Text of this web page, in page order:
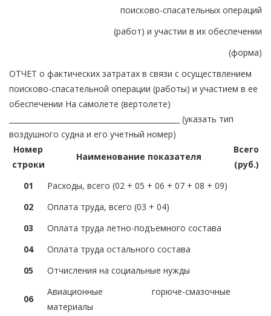
поисково-спасательных операций
(работ) и участии в их обеспечении
(форма)
ОТЧЕТ о фактических затратах в связи с осуществлением
поисково-спасательной операции (работы) и участием в ее
обеспечении На самолете (вертолете)
_______________________________________________ (указать тип
воздушного судна и его учетный номер)
Номер
строки
Наименование показателя
Всего
(руб.)
01
Расходы, всего (02 + 05 + 06 + 07 + 08 + 09)
02
Оплата труда, всего (03 + 04)
03
Оплата труда летно-подъемного состава
04
Оплата труда остального состава
05
Отчисления на социальные нужды
06
Авиационные горюче-смазочные
материалы